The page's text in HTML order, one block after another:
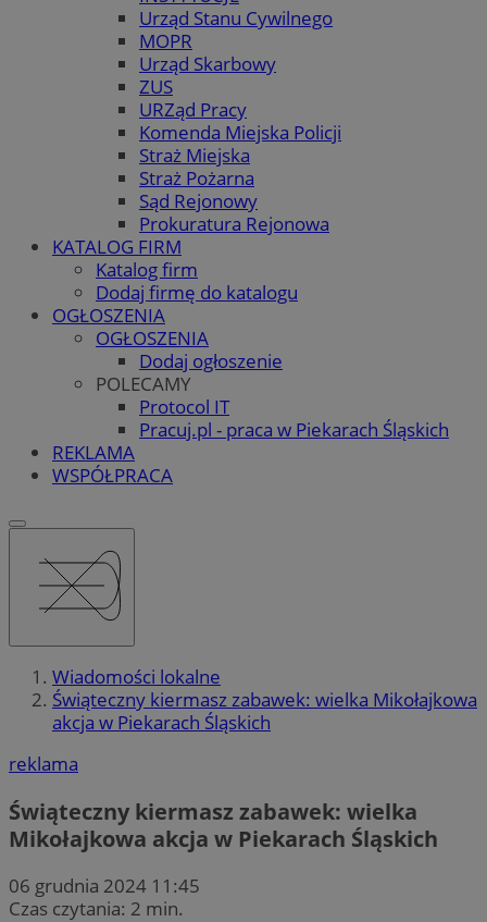
Urząd Stanu Cywilnego
MOPR
Urząd Skarbowy
ZUS
URZąd Pracy
Komenda Miejska Policji
Straż Miejska
Straż Pożarna
Sąd Rejonowy
Prokuratura Rejonowa
KATALOG FIRM
Katalog firm
Dodaj firmę do katalogu
OGŁOSZENIA
OGŁOSZENIA
Dodaj ogłoszenie
POLECAMY
Protocol IT
Pracuj.pl - praca w Piekarach Śląskich
REKLAMA
WSPÓŁPRACA
Wiadomości lokalne
Świąteczny kiermasz zabawek: wielka Mikołajkowa
akcja w Piekarach Śląskich
reklama
Świąteczny kiermasz zabawek: wielka
Mikołajkowa akcja w Piekarach Śląskich
06 grudnia 2024 11:45
Czas czytania: 2 min.